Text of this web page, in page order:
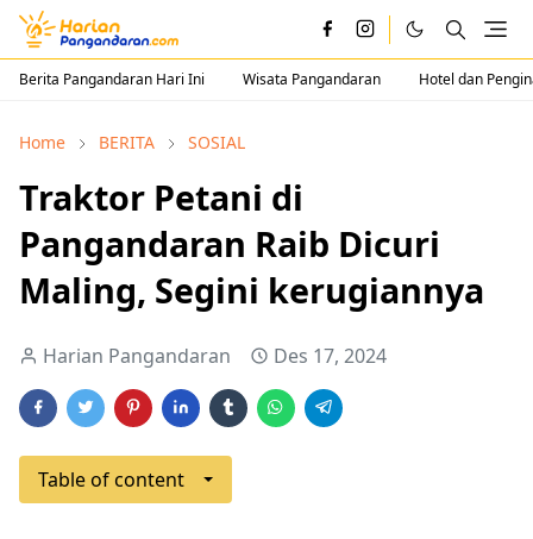
Berita Pangandaran Hari Ini Wisata Pangandaran Hotel dan
Home BERITA SOSIAL
Traktor Petani di
Pangandaran Raib Dicuri
Maling, Segini kerugiannya
Harian Pangandaran Des 17, 2024
Table of content